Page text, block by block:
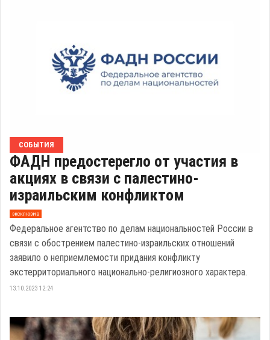
СОБЫТИЯ
ФАДН предостерегло от участия в
акциях в связи с палестино-
израильским конфликтом
эксклюзив
Федеральное агентство по делам национальностей России в
связи с обострением палестино-израильских отношений
заявило о неприемлемости придания конфликту
экстерриториального национально-религиозного характера.
13.10.2023 12:24